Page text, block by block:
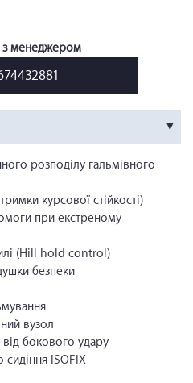
з менеджером
розподілу гальмівного
курсової стійкості)
при екстреному
(Hill hold control)
безпеки
вузол
від бокового удару
сидіння ISOFIX